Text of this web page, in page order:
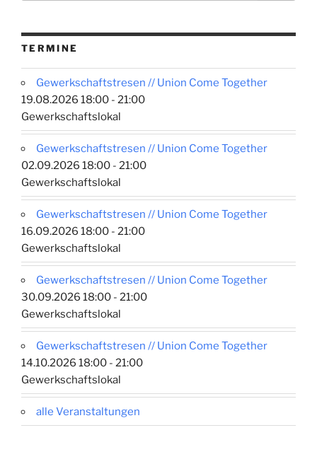
TERMINE
Gewerkschaftstresen // Union Come Together
19.08.2026 18:00 - 21:00
Gewerkschaftslokal
Gewerkschaftstresen // Union Come Together
02.09.2026 18:00 - 21:00
Gewerkschaftslokal
Gewerkschaftstresen // Union Come Together
16.09.2026 18:00 - 21:00
Gewerkschaftslokal
Gewerkschaftstresen // Union Come Together
30.09.2026 18:00 - 21:00
Gewerkschaftslokal
Gewerkschaftstresen // Union Come Together
14.10.2026 18:00 - 21:00
Gewerkschaftslokal
alle Veranstaltungen